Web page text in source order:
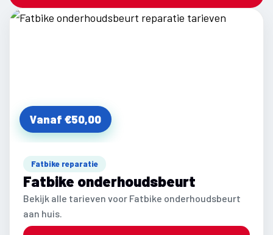
Vanaf €50,00
Fatbike reparatie
Fatbike onderhoudsbeurt
Bekijk alle tarieven voor Fatbike onderhoudsbeurt
aan huis.